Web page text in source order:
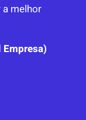
melhor